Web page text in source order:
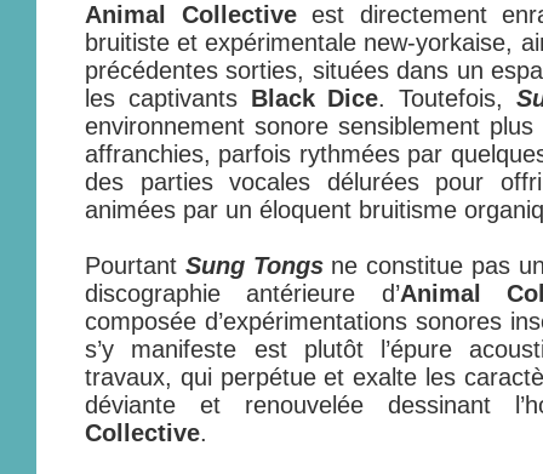
Animal Collectiveest directement
bruitiste et expérimentale new-yorkaise,
précédentes sorties, situées dans un
les captivants Black Dice. Toutefois,
environnement sonore sensiblement
affranchies, parfois rythmées par
des parties vocales délurées pour
animées par un éloquent bruitisme
Pourtant Sung Tongsne constitue pas
discographie antérieure d’Animal
composée d’expérimentations sonores
s’y manifeste est plutôt l’épure
travaux, qui perpétue et exalte les
déviante et renouvelée dessinant
Collective.